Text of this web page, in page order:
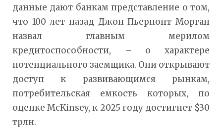
данные дают банкам представление о том,
что 100 лет назад Джон Пьерпонт Морган
назвал главным мерилом
кредитоспособности, – о характере
потенциального заемщика. Они открывают
доступ к развивающимся рынкам,
потребительская емкость которых, по
оценке McKinsey, к 2025 году достигнет $30
трлн.